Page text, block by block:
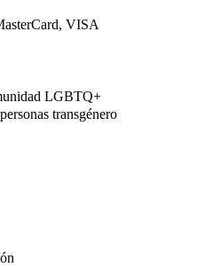
VISA
LGBTQ+
transgénero